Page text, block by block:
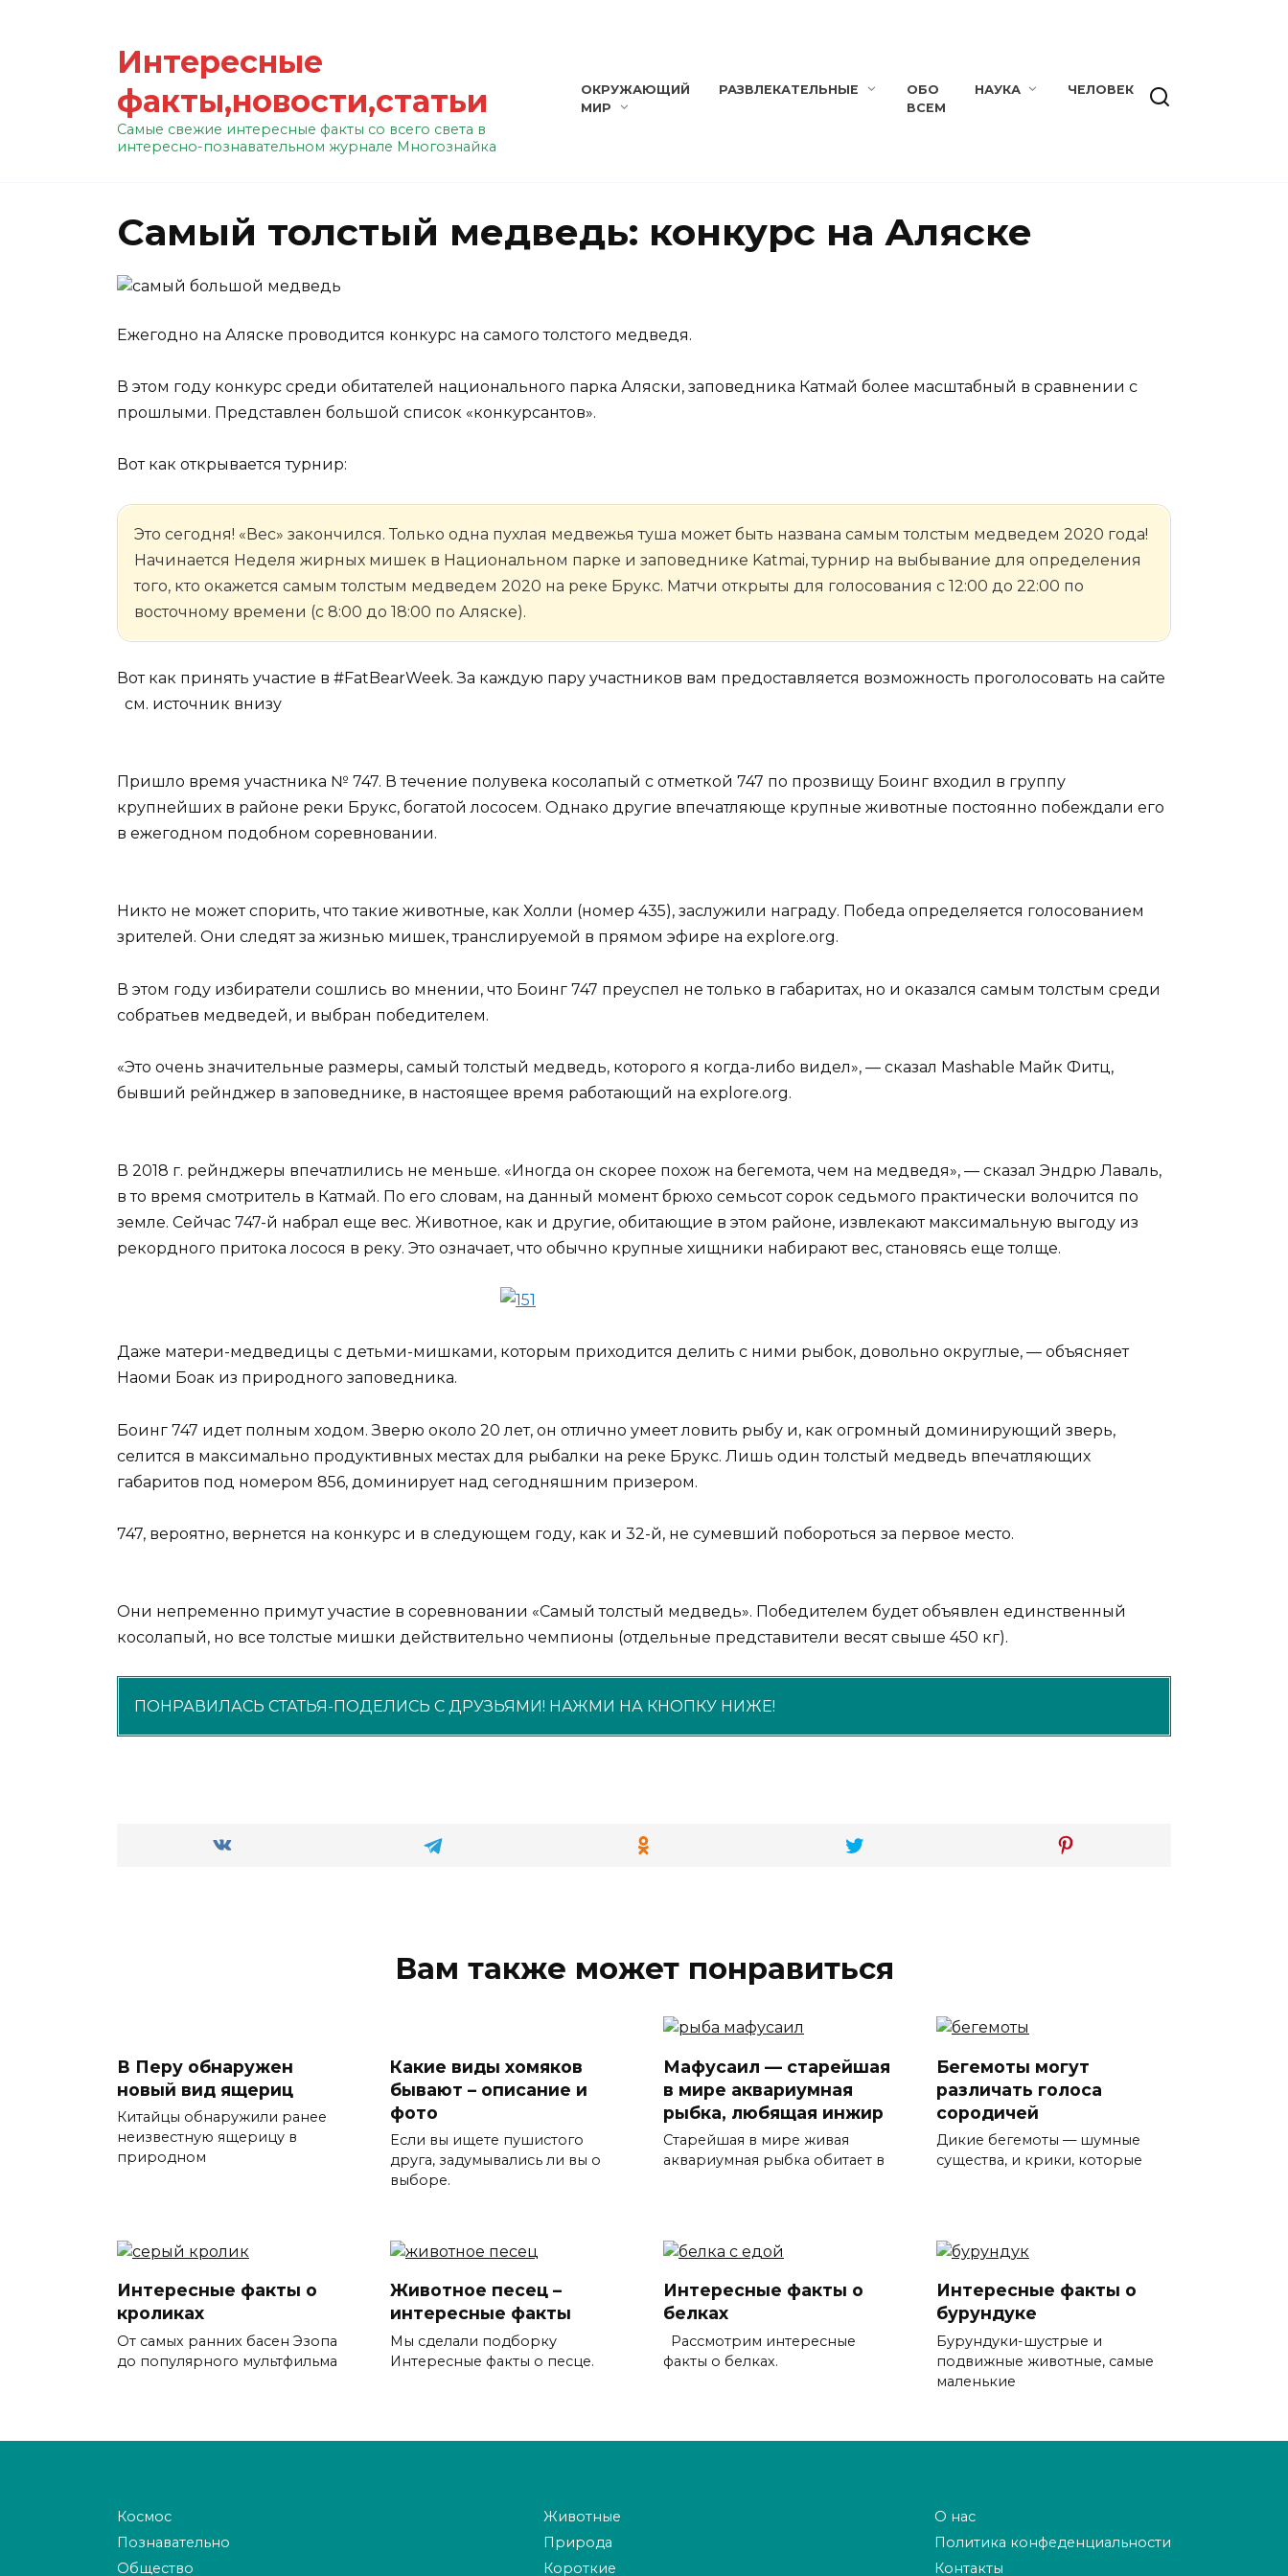
Интересные
факты,новости,статьи
Самые свежие интересные факты со всего света в
интересно-познавательном журнале Многознайка
ОКРУЖАЮЩИЙ
МИР
РАЗВЛЕКАТЕЛЬНЫЕ
ОБО
ВСЕМ
НАУКА ЧЕЛОВЕК
Самый толстый медведь: конкурс на Аляске
Ежегодно на Аляске проводится конкурс на самого толстого медведя.
В этом году конкурс среди обитателей национального парка Аляски, заповедника Катмай более масштабный в сравнении с
прошлыми. Представлен большой список «конкурсантов».
Вот как открывается турнир:
Это сегодня! «Вес» закончился. Только одна пухлая медвежья туша может быть названа самым толстым медведем 2020 года!
Начинается Неделя жирных мишек в Национальном парке и заповеднике Katmai, турнир на выбывание для определения
того, кто окажется самым толстым медведем 2020 на реке Брукс. Матчи открыты для голосования с 12:00 до 22:00 по
восточному времени (с 8:00 до 18:00 по Аляске).
Вот как принять участие в #FatBearWeek. За каждую пару участников вам предоставляется возможность проголосовать на сайте
см. источник внизу
Пришло время участника № 747. В течение полувека косолапый с отметкой 747 по прозвищу Боинг входил в группу
крупнейших в районе реки Брукс, богатой лососем. Однако другие впечатляюще крупные животные постоянно побеждали его
в ежегодном подобном соревновании.
Никто не может спорить, что такие животные, как Холли (номер 435), заслужили награду. Победа определяется голосованием
зрителей. Они следят за жизнью мишек, транслируемой в прямом эфире на explore.org.
В этом году избиратели сошлись во мнении, что Боинг 747 преуспел не только в габаритах, но и оказался самым толстым среди
собратьев медведей, и выбран победителем.
«Это очень значительные размеры, самый толстый медведь, которого я когда-либо видел», — сказал Mashable Майк Фитц,
бывший рейнджер в заповеднике, в настоящее время работающий на explore.org.
В 2018 г. рейнджеры впечатлились не меньше. «Иногда он скорее похож на бегемота, чем на медведя», — сказал Эндрю Лаваль,
в то время смотритель в Катмай. По его словам, на данный момент брюхо семьсот сорок седьмого практически волочится по
земле. Сейчас 747-й набрал еще вес. Животное, как и другие, обитающие в этом районе, извлекают максимальную выгоду из
рекордного притока лосося в реку. Это означает, что обычно крупные хищники набирают вес, становясь еще толще.
Даже матери-медведицы с детьми-мишками, которым приходится делить с ними рыбок, довольно округлые, — объясняет
Наоми Боак из природного заповедника.
Боинг 747 идет полным ходом. Зверю около 20 лет, он отлично умеет ловить рыбу и, как огромный доминирующий зверь,
селится в максимально продуктивных местах для рыбалки на реке Брукс. Лишь один толстый медведь впечатляющих
габаритов под номером 856, доминирует над сегодняшним призером.
747, вероятно, вернется на конкурс и в следующем году, как и 32-й, не сумевший побороться за первое место.
Они непременно примут участие в соревновании «Самый толстый медведь». Победителем будет объявлен единственный
косолапый, но все толстые мишки действительно чемпионы (отдельные представители весят свыше 450 кг).
ПОНРАВИЛАСЬ СТАТЬЯ-ПОДЕЛИСЬ С ДРУЗЬЯМИ! НАЖМИ НА КНОПКУ НИЖЕ!
Вам также может понравиться
В Перу обнаружен
новый вид ящериц
Китайцы обнаружили ранее
неизвестную ящерицу в
природном
Какие виды хомяков
бывают – описание и
фото
Если вы ищете пушистого
друга, задумывались ли вы о
выборе.
Мафусаил — старейшая
в мире аквариумная
рыбка, любящая инжир
Старейшая в мире живая
аквариумная рыбка обитает в
Бегемоты могут
различать голоса
сородичей
Дикие бегемоты — шумные
существа, и крики, которые
Интересные факты о
кроликах
От самых ранних басен Эзопа
до популярного мультфильма
Животное песец –
интересные факты
Мы сделали подборку
Интересные факты о песце.
Интересные факты о
белках
Рассмотрим интересные
факты о белках.
Интересные факты о
бурундуке
Бурундуки-шустрые и
подвижные животные, самые
маленькие
Космос
Познавательно
Общество
Животные
Природа
Короткие
О нас
Политика конфеденциальности
Контакты